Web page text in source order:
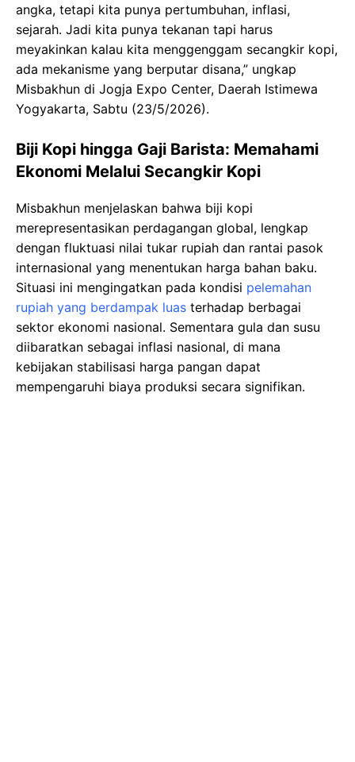
angka, tetapi kita punya pertumbuhan, inflasi,
sejarah. Jadi kita punya tekanan tapi harus
meyakinkan kalau kita menggenggam secangkir kopi,
ada mekanisme yang berputar disana,” ungkap
Misbakhun di Jogja Expo Center, Daerah Istimewa
Yogyakarta, Sabtu (23/5/2026).
Biji Kopi hingga Gaji Barista: Memahami
Ekonomi Melalui Secangkir Kopi
Misbakhun menjelaskan bahwa biji kopi
merepresentasikan perdagangan global, lengkap
dengan fluktuasi nilai tukar rupiah dan rantai pasok
internasional yang menentukan harga bahan baku.
Situasi ini mengingatkan pada kondisi pelemahan
rupiah yang berdampak luas terhadap berbagai
sektor ekonomi nasional. Sementara gula dan susu
diibaratkan sebagai inflasi nasional, di mana
kebijakan stabilisasi harga pangan dapat
mempengaruhi biaya produksi secara signifikan.